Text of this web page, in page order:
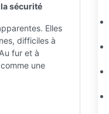
sécurité
Elles
difficiles à
fur et à
une